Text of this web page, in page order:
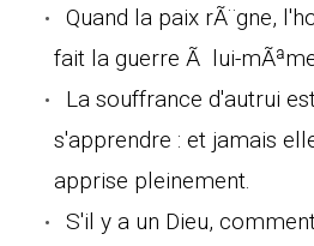
Quand la paix rÃ¨gne,
fait la guerre Ã lui-
La souffrance d'autrui
s'apprendre : et jamais
apprise pleinement.
S'il y a un Dieu,